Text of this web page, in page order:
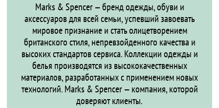
Marks & Spencer — бренд одежды, обуви и
аксессуаров для всей семьи, успевший завоевать
мировое признание и стать олицетворением
британского стиля, непревзойденного качества и
высоких стандартов сервиса. Коллекции одежды и
белья производятся из высококачественных
материалов, разработанных с применением новых
технологий. Marks & Spencer — компания, которой
доверяют клиенты.